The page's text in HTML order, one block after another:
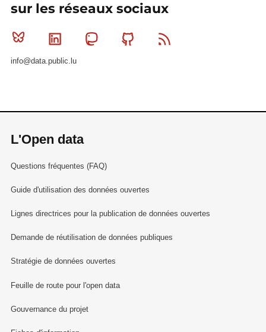
sur les réseaux sociaux
Bluesky Linkedin MastodonGithub
info@data.public.lu
L'Open data
Questions fréquentes (FAQ)
Guide d'utilisation des données ouvertes
Lignes directrices pour la publication de données ouvertes
Demande de réutilisation de données publiques
Stratégie de données ouvertes
Feuille de route pour l'open data
Gouvernance du projet